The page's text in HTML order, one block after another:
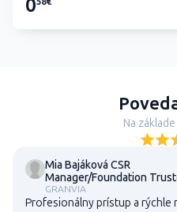
0
Na
Mia Bajáková CSR
Manager/Foundation
GRANVIA
Profesionálny prístup a rýchle